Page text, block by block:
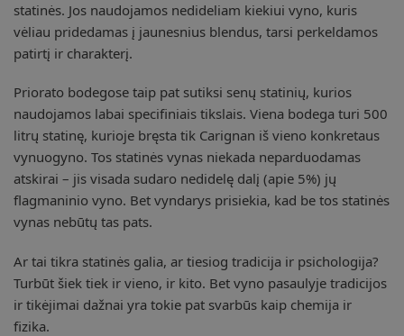
statinės. Jos naudojamos nedideliam kiekiui vyno, kuris
vėliau pridedamas į jaunesnius blendus, tarsi perkeldamos
patirtį ir charakterį.
Priorato bodegose taip pat sutiksi senų statinių, kurios
naudojamos labai specifiniais tikslais. Viena bodega turi 500
litrų statinę, kurioje bręsta tik Carignan iš vieno konkretaus
vynuogyno. Tos statinės vynas niekada neparduodamas
atskirai – jis visada sudaro nedidelę dalį (apie 5%) jų
flagmaninio vyno. Bet vyndarys prisiekia, kad be tos statinės
vynas nebūtų tas pats.
Ar tai tikra statinės galia, ar tiesiog tradicija ir psichologija?
Turbūt šiek tiek ir vieno, ir kito. Bet vyno pasaulyje tradicijos
ir tikėjimai dažnai yra tokie pat svarbūs kaip chemija ir
fizika.